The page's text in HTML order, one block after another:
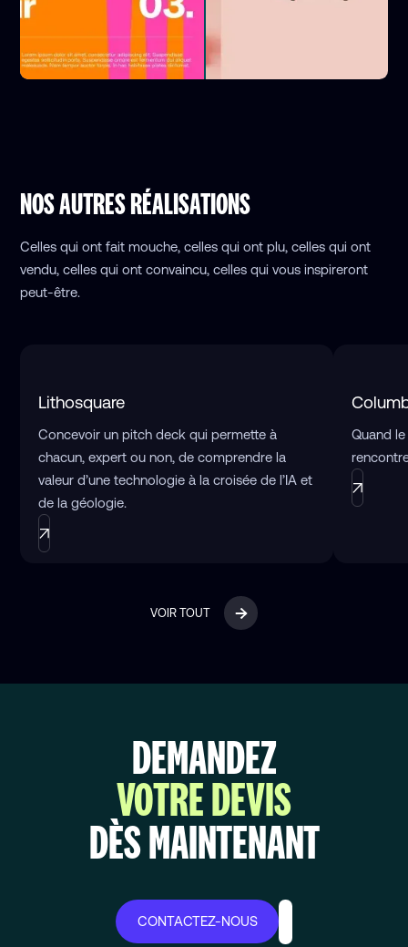
NOS AUTRES RÉALISATIONS
Celles qui ont fait mouche, celles qui ont plu, celles qui ont
vendu, celles qui ont convaincu, celles qui vous inspireront
peut-être.
Lithosquare
Concevoir un pitch deck qui permette à
chacun, expert ou non, de comprendre la
valeur d’une technologie à la croisée de l’IA et
de la géologie.
Quand
VOIR TOUT
DEMANDEZ
VOTRE DEVIS
DÈS MAINTENANT
CONTACTEZ-NOUS